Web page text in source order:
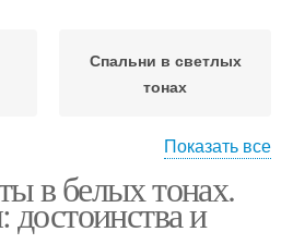
Спальни в светлых
тонах
спальни
Показать все
в белых тонах.
достоинства и